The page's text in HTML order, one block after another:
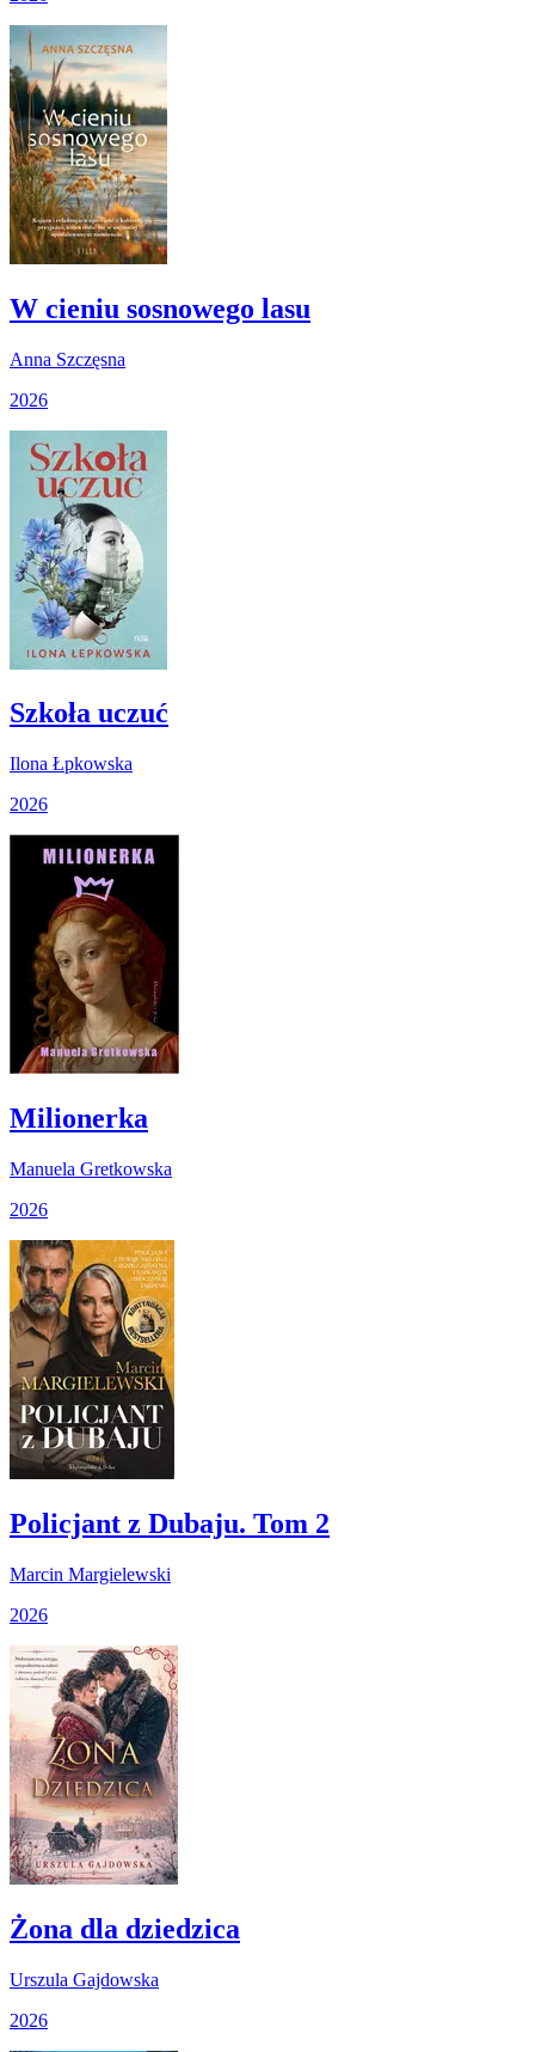
W cieniu sosnowego lasu
Anna Szczęsna
2026
Szkoła uczuć
Ilona Łpkowska
2026
Milionerka
Manuela Gretkowska
2026
Policjant z Dubaju. Tom 2
Marcin Margielewski
2026
Żona dla dziedzica
Urszula Gajdowska
2026